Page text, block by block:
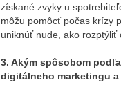
získané zvyky u
môžu pomôcť počas krízy
uniknúť nude, ako rozptýliť
3. Akým spôsobom
digitálneho marketingu